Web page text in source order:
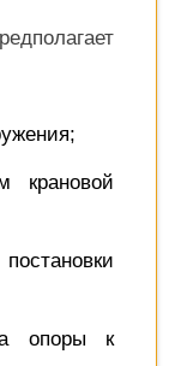
крановой
опоры к